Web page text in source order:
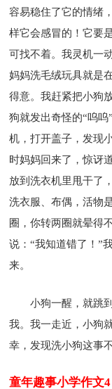
容易稳住了它的情绪
样它会感冒的！它要
可找不着。我灵机一
妈妈洗毛绒玩具就是
得意。我赶紧把小狗
狗就发出奇怪的“呜
机，打开盖子，发现
时妈妈回来了，惊讶
放到洗衣机里甩干了
洗衣服、布偶，活物
圈，你转两圈就晕得
说：“我知道错了！”
来。
小狗一醒，就跳
我。我一走近，小狗
幸，发现洗小狗这事
童年趣事小学作文4